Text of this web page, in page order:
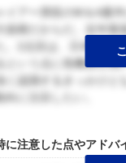
イアー買収のM＆A案
規模だからだ。近年
。2点目は、日本トッ
という点に危機感を
く認識するきっかけ
向に注目したい。
に注意した点やアドバ